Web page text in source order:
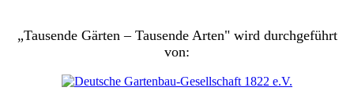
„Tausende Gärten – Tausende Arten" wird durchgeführt
von: